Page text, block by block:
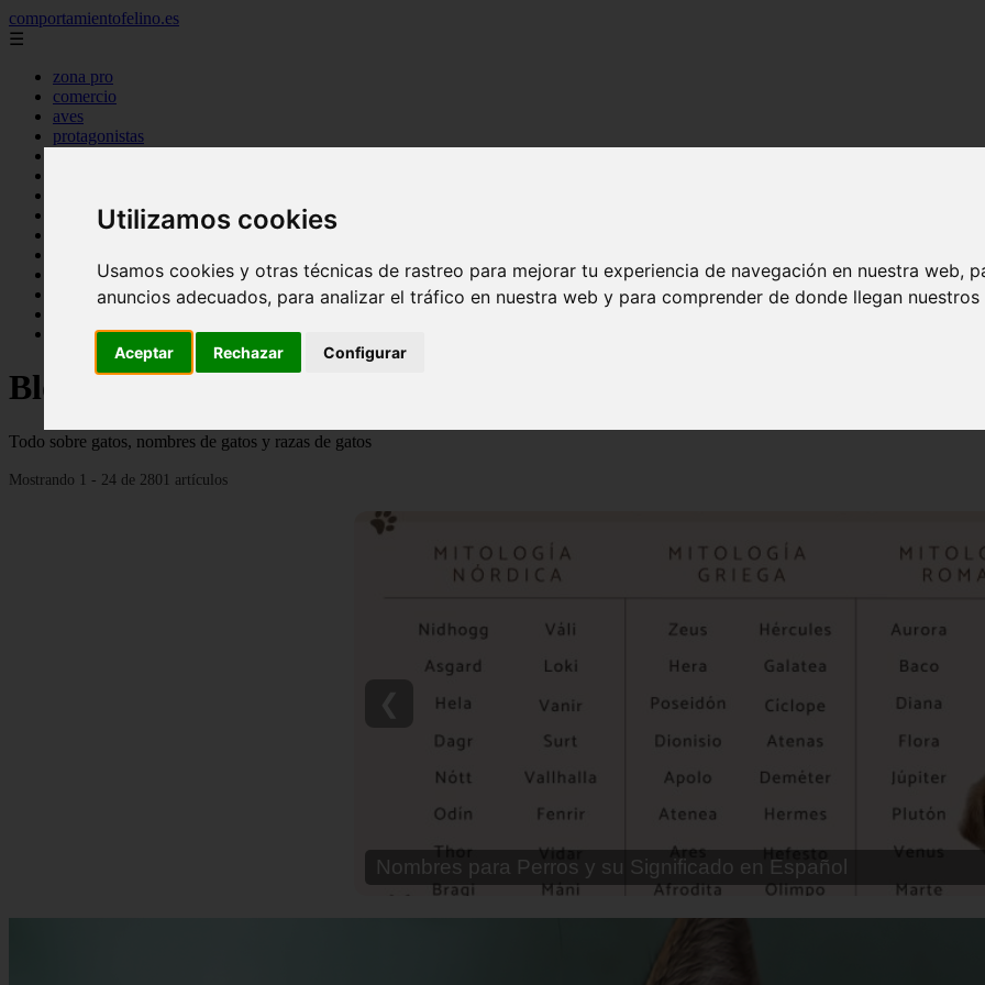
Utilizamos cookies
Usamos cookies y otras técnicas de rastreo para mejorar tu experiencia de navegación en nuestra web,
anuncios adecuados, para analizar el tráfico en nuestra web y para comprender de donde llegan
Aceptar Rechazar Configurar
comportamientofelino.es
☰
zona pro
comercio
aves
protagonistas
articulos
canal tv
novedades
tablon de anuncios
zona pro
Blog sobre gatos
Todo sobre gatos, nombres de gatos y razas de gatos
Mostrando 1 - 24 de 2801 artículos
Nombres para Perros Machos con Manchas Negras